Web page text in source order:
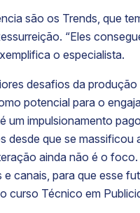
são os Trends, que
“Eles
o especialista.
desafios da
potencial para o
um impulsionamento
desde que se massificou
ainda não é o
e canais, para que esse
curso Técnico em